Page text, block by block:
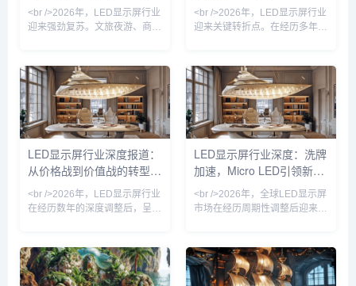
分化加剧，行业整体呈现出“总
量
<br />2026年，LED显示屏行业
迎来强劲复苏。文旅夜游、商业
重获生机。据行业观察，上半年
主流厂商订单量普遍回升，尤其
是小间距LED在会议室、控制室
等专业显示领域的渗透率进一步
提升。与此同时，海外市场成为
增长引擎，东南亚、中东等地区
的数字标牌项目加速落地，中国
LED显示屏出口额创下新高。
轮复苏并非
<br />2026年，LED显示屏行业
迎来关键转折点。在经历多年同
LED（微发光二极管）显示技术
从实验室走向量产线，成为今年
最耀眼的技术路线。与传统的
LCD和OLED不同，Micro LED
将LED芯片微缩至微米级，实现
更高的亮度、更低的功耗和更长
的寿命。多家头部厂商已展示基
于巨量转移技术的全彩样机，像
无
LED显示屏行业深度报道：
从价格战到价值战的转型之
路
<br />2026年，LED显示屏行业
在经历数年的深度调整后，呈现
广告、舞台租赁、虚拟拍摄等下
游需求的持续回暖，头部企业的
营收和净利润均实现双位数增
LED显示屏行业深度：洗牌
加速，Micro LED引领新赛
道
<br />2026年，全球LED显示屏
市场在经历周期性调整后迎来温
景的渗透率快速提升，行业不再
单纯依赖传统户外大屏的存量替
换，而是向更精细化的应用层级